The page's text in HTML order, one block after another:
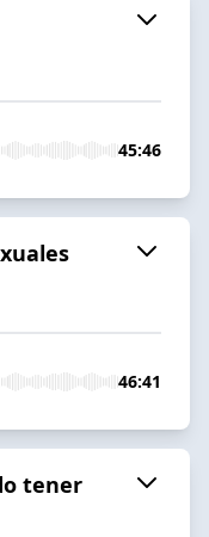
45:46
46:41
tener